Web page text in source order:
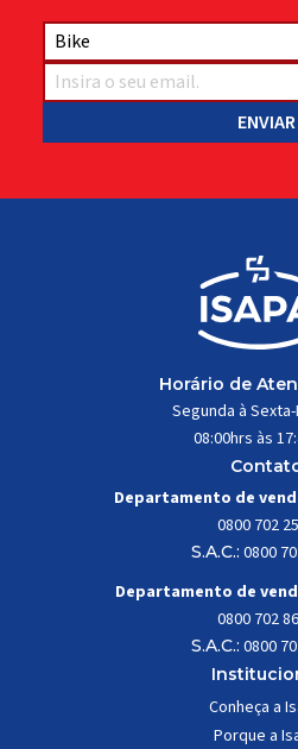
Horário de
Segunda à
08:00hrs às
Departamento de
0800 702
S.A.C.: 0800
Departamento de
0800 702
S.A.C.: 0800
Conheça a
Porque a